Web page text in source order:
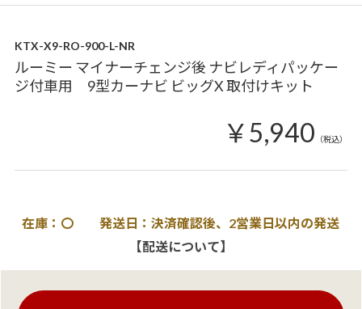
KTX-X9-RO-900-L-NR
ルーミー マイナーチェンジ後 ナビレディパッケー
ジ付車用 9型カーナビ ビッグX 取付けキット
￥5,940 （税込）
在庫：〇 発送日：決済確認後、2営業日以内の発送
【配送について】